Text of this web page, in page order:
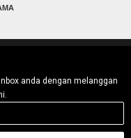
anda dengan melanggan